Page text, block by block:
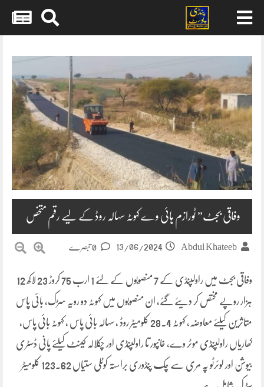
content
وفاقی بجٹ” ٹورازم ہائی وے کہوٹہ سہالہ روڈ کے لیے رقم متخص
Abdul Khateeb
13/06/2024
وفاقی بجٹ میں راولپنڈی کے 7 منصوبوں کے لئے 1 ارب 75 کروڑ 23 لاکھ 12
ہزار روپے مختص کر دیئے گئے، ان منصوبوں میں کہوٹہ دو رویہ سڑک، بائی پاس
متاثرین کیلئے معاوضہ، کہوٹہ 28.4 کلومیٹر روڈ ، سہالہ بائی پاس ، کہوٹہ بائی پاس،
کھاریاں راولپنڈی موٹر وے، خانپور تا راولپنڈی اور چکلالہ کینٹ کیلئے پانی ڈسٹری
بیوشن اور لوئرٹو پہ مری سے چک پنڈوری براستہ کوٹلی ستیاں 123.62 کلومیٹر